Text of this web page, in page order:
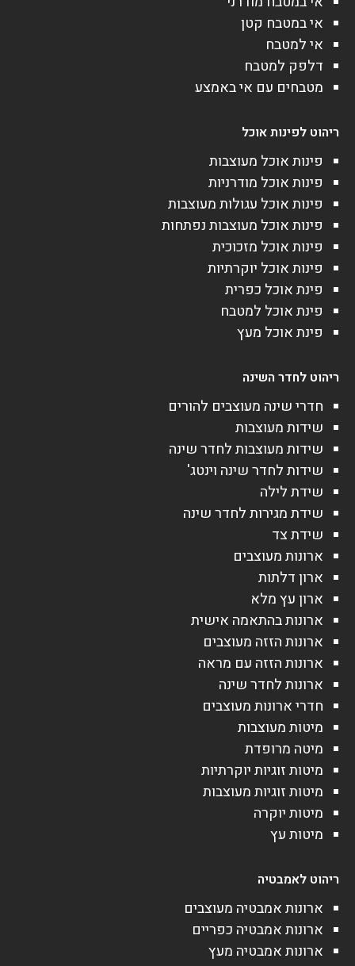
אי במטבח קטן
אי למטבח
דלפק למטבח
מטבחים עם אי באמצע
ריהוט לפינות אוכל
פינות אוכל מעוצבות
פינות אוכל מודרניות
פינות אוכל עגולות מעוצבות
פינות אוכל מעוצבות נפתחות
פינות אוכל מזכוכית
פינות אוכל יוקרתיות
פינת אוכל כפרית
פינת אוכל למטבח
פינת אוכל מעץ
ריהוט לחדר השינה
חדרי שינה מעוצבים להורים
שידות מעוצבות
שידות מעוצבות לחדר שינה
שידות לחדר שינה וינטג'
שידת לילה
שידת מגירות לחדר שינה
שידת צד
ארונות מעוצבים
ארון דלתות
ארון עץ מלא
ארונות בהתאמה אישית
ארונות הזזה מעוצבים
ארונות הזזה עם מראה
ארונות לחדר שינה
חדרי ארונות מעוצבים
מיטות מעוצבות
מיטה מרופדת
מיטות זוגיות יוקרתיות
מיטות זוגיות מעוצבות
מיטות יוקרה
מיטות עץ
ריהוט לאמבטיה
ארונות אמבטיה מעוצבים
ארונות אמבטיה כפריים
ארונות אמבטיה מעץ